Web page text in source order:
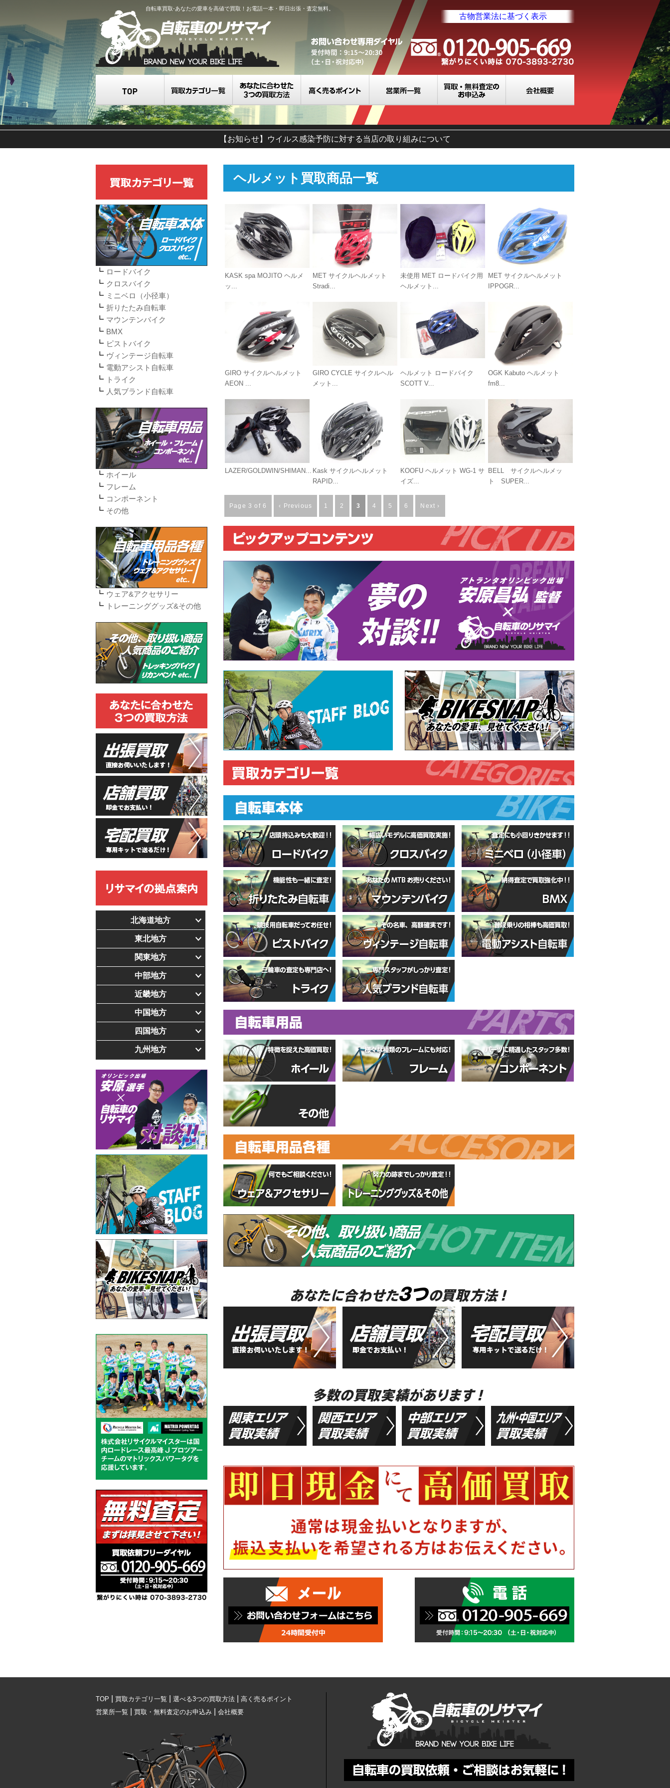
自転車買取-あなたの愛車を高値で買取！お電話一本・即日出張・査定無料。
古物営業法に基づく表示
【お知らせ】ウイルス感染予防に対する当店の取り組みについて
ヘルメット買取商品一覧
KASK spa MOJITO ヘルメ
ッ...
MET サイクルヘルメット
Stradi...
未使用 MET ロードバイク用
ヘルメット...
MET サイクルヘルメット
IPPOGR...
GIRO サイクルヘルメット
AEON ...
GIRO CYCLE サイクルヘル
メット...
ヘルメット ロードバイク
SCOTT V...
OGK Kabuto ヘルメット
fm8...
LAZER/GOLDWIN/SHIMAN...
Kask サイクルヘルメット
RAPID...
KOOFU ヘルメット WG-1 サ
イズ...
BELL サイクルヘルメッ
ト SUPER...
Page 3 of 6 ‹ Previous 1 2 3 4 5 6 Next ›
ロードバイク
クロスバイク
ミニベロ（小径車）
折りたたみ自転車
マウンテンバイク
BMX
ピストバイク
ヴィンテージ自転車
電動アシスト自転車
トライク
人気ブランド自転車
ホイール
フレーム
コンポーネント
その他
ウェア&アクセサリー
トレーニンググッズ&その他
北海道地方
東北地方
関東地方
中部地方
近畿地方
中国地方
四国地方
九州地方
TOP 買取カテゴリ一覧 選べる3つの買取方法
高く売るポイント
営業所一覧
買取・無料査定のお申込み 会社概要